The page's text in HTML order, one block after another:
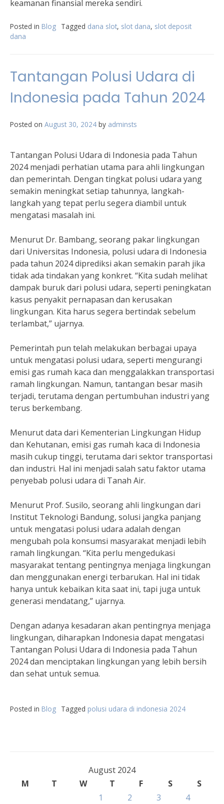
keamanan finansial mereka sendiri.
Posted in Blog Tagged dana slot, slot dana, slot deposit
dana
Tantangan Polusi Udara di
Indonesia pada Tahun 2024
Posted on August 30, 2024 by adminsts
Tantangan Polusi Udara di Indonesia pada Tahun
2024 menjadi perhatian utama para ahli lingkungan
dan pemerintah. Dengan tingkat polusi udara yang
semakin meningkat setiap tahunnya, langkah-
langkah yang tepat perlu segera diambil untuk
mengatasi masalah ini.
Menurut Dr. Bambang, seorang pakar lingkungan
dari Universitas Indonesia, polusi udara di Indonesia
pada tahun 2024 diprediksi akan semakin parah jika
tidak ada tindakan yang konkret. “Kita sudah melihat
dampak buruk dari polusi udara, seperti peningkatan
kasus penyakit pernapasan dan kerusakan
lingkungan. Kita harus segera bertindak sebelum
terlambat,” ujarnya.
Pemerintah pun telah melakukan berbagai upaya
untuk mengatasi polusi udara, seperti mengurangi
emisi gas rumah kaca dan menggalakkan transportasi
ramah lingkungan. Namun, tantangan besar masih
terjadi, terutama dengan pertumbuhan industri yang
terus berkembang.
Menurut data dari Kementerian Lingkungan Hidup
dan Kehutanan, emisi gas rumah kaca di Indonesia
masih cukup tinggi, terutama dari sektor transportasi
dan industri. Hal ini menjadi salah satu faktor utama
penyebab polusi udara di Tanah Air.
Menurut Prof. Susilo, seorang ahli lingkungan dari
Institut Teknologi Bandung, solusi jangka panjang
untuk mengatasi polusi udara adalah dengan
mengubah pola konsumsi masyarakat menjadi lebih
ramah lingkungan. “Kita perlu mengedukasi
masyarakat tentang pentingnya menjaga lingkungan
dan menggunakan energi terbarukan. Hal ini tidak
hanya untuk kebaikan kita saat ini, tapi juga untuk
generasi mendatang,” ujarnya.
Dengan adanya kesadaran akan pentingnya menjaga
lingkungan, diharapkan Indonesia dapat mengatasi
Tantangan Polusi Udara di Indonesia pada Tahun
2024 dan menciptakan lingkungan yang lebih bersih
dan sehat untuk semua.
Posted in Blog Tagged polusi udara di indonesia 2024
August 2024
M
T W T F S
S
1
2 3
4